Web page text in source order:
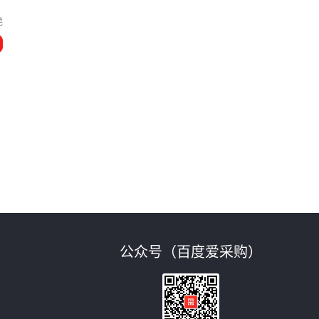
公众号（百度爱采购）